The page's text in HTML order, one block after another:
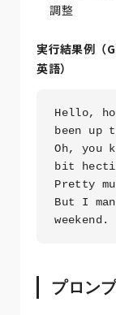
調整
実行結果例（
英語）
Hello,
been up
Oh, you
bit
Pretty
But I
weekend.
プロン